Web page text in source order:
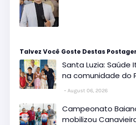
Talvez Você Goste Destas
Santa Luzia:
na comunidade do
August 06, 2026
Campeonato
mobilizou